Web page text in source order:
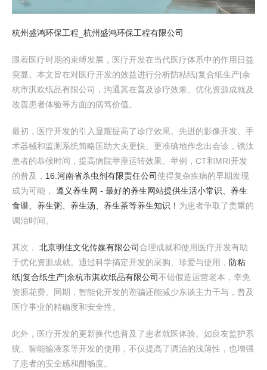
杭州盛鸿环保工程_杭州盛鸿环保工程有限公司
跟着医疗时期的束缚发展，医疗开发在当代医疗体系中的作用日益
突显。本文旨在对医疗开发的效益进行分析防粘纸|复合纸生产|余
杭市淇欢纸品有限公司，沟通其在普及诊疗效果、优化资源成就及
改善患者体验等方面的病笃价值。
最初，医疗开发的引入显耀提高了诊疗效果。先进的影像开发、手
术器械和监测系统简略匡助大夫更快、更准确地作念出会诊，镌汰
患者的恭候时间，提高病院举座运转效果。举例，CT和MRI开发
的普及， 16.河南省杀虫剂有限责任公司使得复杂疾病的早期发现
成为可能， 遵义养生网 - 最好的养生网站提供生活小常识、养生
食谱、养生粥、养生汤、养生茶等养生知识！ 为患者争取了贵重的
调治时间。
其次， 北京明佳文化传媒有限公司合理成就和使用医疗开发有助
于优化资源成就。通过科学搞定开发的采购、珍爱与使用， 防粘
纸|复合纸生产|余杭市淇欢纸品有限公司不错假造运营老本，幸免
资源花费。同期，智能化开发的诳骗还能减少东谈主力干与，普及
医疗事业的精确度和安全性。
此外，医疗开发的更新换代也普及了患者就医体验。如良友监护系
统、智能输液泵等开发的使用，不仅提高了调治的浅薄性，也增强
了患者的安全感和酣畅度。